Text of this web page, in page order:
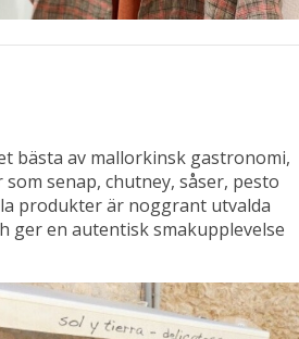
bästa av mallorkinsk gastronomi,
senap, chutney, såser, pesto
produkter är noggrant utvalda
ger en autentisk smakupplevelse